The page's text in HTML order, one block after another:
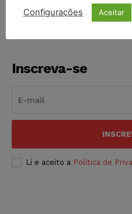
Inscreva-se
Li e aceito a Política de
Configurações Aceitar